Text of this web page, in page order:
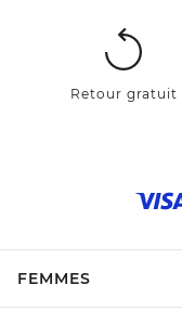
Retour gratuit
FEMMES